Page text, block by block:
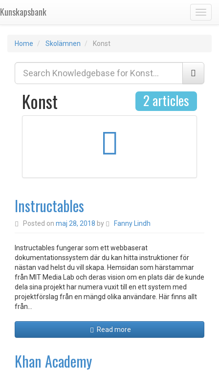
Kunskapsbank
Home Skolämnen Konst
2 articles
Konst
Instructables
Posted on maj 28, 2018 by Fanny Lindh
Instructables fungerar som ett webbaserat
dokumentationssystem där du kan hitta instruktioner för
nästan vad helst du vill skapa. Hemsidan som härstammar
från MIT Media Lab och deras vision om en plats där de kunde
dela sina projekt har numera vuxit till en ett system med
projektförslag från en mängd olika användare. Här finns allt
från…
Read more
Khan Academy